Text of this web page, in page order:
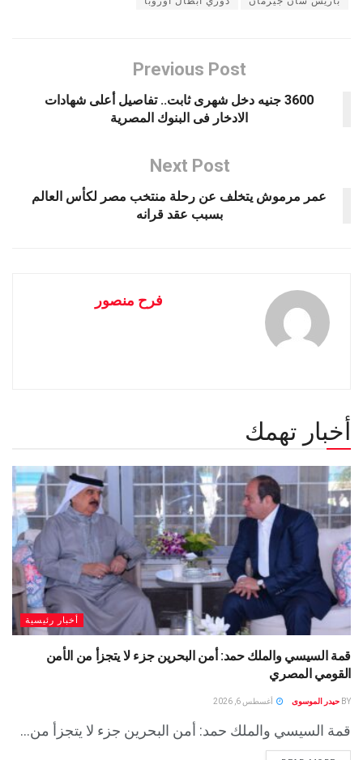
Previous Post
3600 جنيه دخل شهرى ثابت.. تفاصيل أعلى شهادات
الادخار فى البنوك المصرية
Next Post
عمر مرموش يتخلف عن رحلة منتخب مصر لكأس العالم
بسبب عقد قرانه
فرح منصور
أخبار تهمك
أخبار رئيسية
قمة السيسي والملك حمد: أمن البحرين جزء لا يتجزأ من الأمن
القومي المصري
BY حيدر الموسوى أغسطس 6, 2026
قمة السيسي والملك حمد: أمن البحرين جزء لا يتجزأ من...